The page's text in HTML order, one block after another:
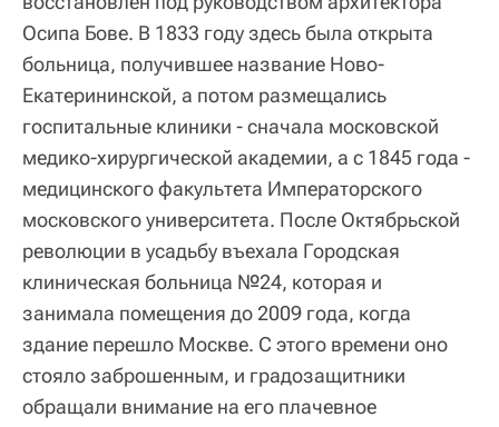
Осипа Бове. В 1833 году здесь была открыта
больница, получившее название Ново-
Екатерининской, а потом размещались
госпитальные клиники - сначала московской
медико-хирургической академии, а с 1845 года -
медицинского факультета Императорского
московского университета. После Октябрьской
революции в усадьбу въехала Городская
клиническая больница №24, которая и
занимала помещения до 2009 года, когда
здание перешло Москве. С этого времени оно
стояло заброшенным, и градозащитники
обращали внимание на его плачевное